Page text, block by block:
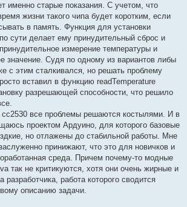
именно старые показания. С учетом, что
жизни такого чипа будет коротким, если
в память. Функция для установки
сути делает ему принудительный сброс и
измерение температуры и
значение. Судя по одному из вариантов либы
с этим сталкивался, но решать проблему
вставил в функцию readTemperature
разрешающей способности, что решило
сс2530 все проблемы решаются костылями. И в
проектом Ардуино, для которого базовые
но отлажены до стабильной работы. Мне
принижают, что это для новичков и
среда. Причем почему-то модные
так не критикуются, хотя они очень жирные и
работа которого сводится
описанию задачи.